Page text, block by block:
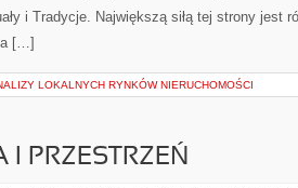
i Tradycje. Największą siłą tej strony jest
[…]
LOKALNYCH RYNKÓW NIERUCHOMOŚCI
I PRZESTRZEŃ